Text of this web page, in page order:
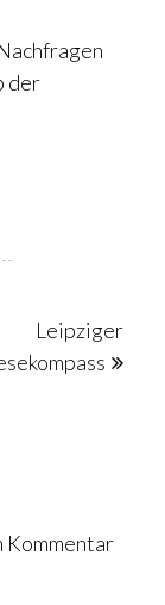
der
Leipziger
Kommentar